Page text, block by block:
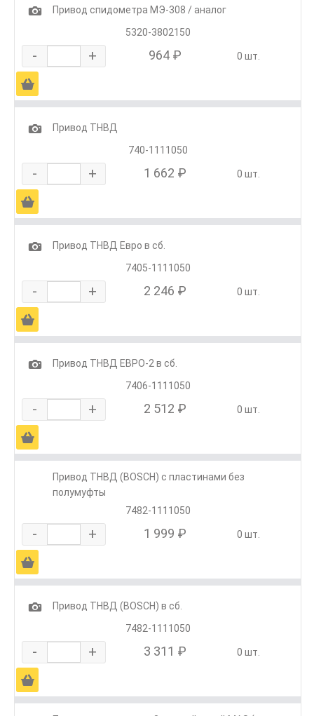
1
Привод спидометра МЭ-308 / аналог
5320-3802150
- + 964 ₽ 0 шт.
Ä
1
Привод ТНВД
740-1111050
- + 1 662 ₽ 0 шт.
Ä
1
Привод ТНВД Евро в сб.
7405-1111050
- + 2 246 ₽ 0 шт.
Ä
1
Привод ТНВД ЕВРО-2 в сб.
7406-1111050
- + 2 512 ₽ 0 шт.
Ä
Привод ТНВД (BOSCH) с пластинами без
полумуфты
7482-1111050
- + 1 999 ₽ 0 шт.
Ä
1
Привод ТНВД (BOSCH) в сб.
7482-1111050
- + 3 311 ₽ 0 шт.
Ä